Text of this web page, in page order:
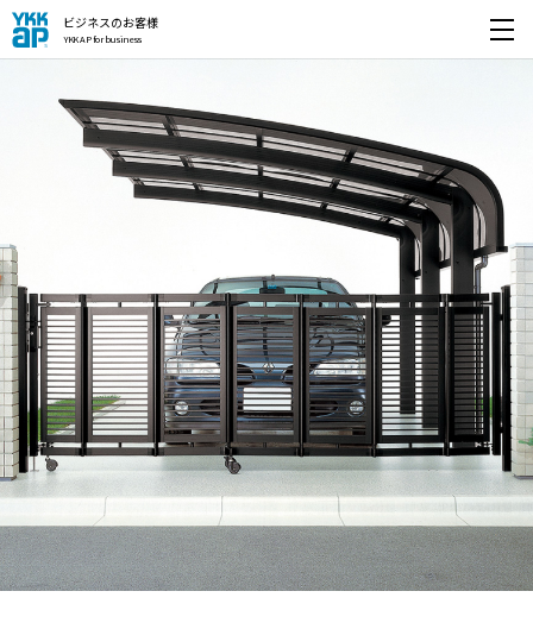
ビジネスのお客様
YKK AP for business 開く